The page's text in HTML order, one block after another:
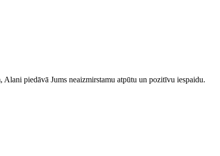
piedāvā Jums neaizmirstamu atpūtu un pozitīvu iespaidu.